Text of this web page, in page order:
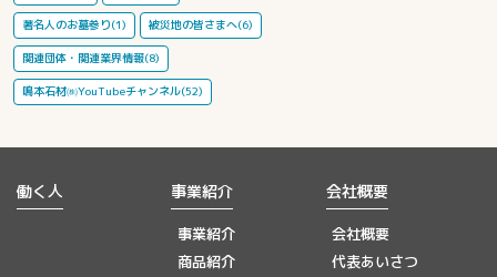
著名人のお墓参り(1) 被災地の皆さまへ(6)
関連団体・関連業界情報(8)
鳴本石材㈱YouTubeチャンネル(52)
働く人 事業紹介
事業紹介
商品紹介
会社概要
会社概要
代表あいさつ